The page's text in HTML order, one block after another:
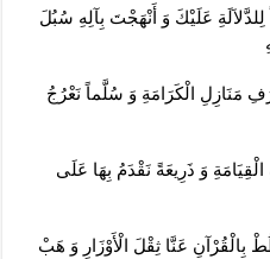
عَلَيْكَ وَ أَنْهَجْتَ بِآلِهِ سُبُلَ
مَنَازِلِ الْكَرَامَةِ وَ سُلَّماً نَعْرُجُ
وَ ذَرِيعَةً نَقْدَمُ بِهَا عَلَى
عَنَّا ثِقْلَ الْأَوْزَارِ وَ هَبْ